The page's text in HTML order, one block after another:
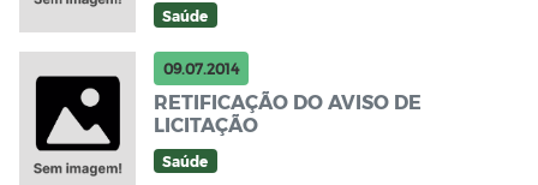
Saúde
09.07.2014
RETIFICAÇÃO DO AVISO DE
LICITAÇÃO
Saúde